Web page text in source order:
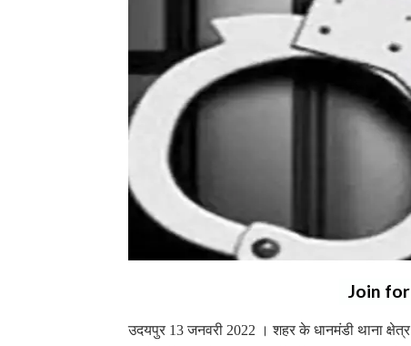
Join
उदयपुर 13 जनवरी 2022 । शहर के धानमंडी थाना